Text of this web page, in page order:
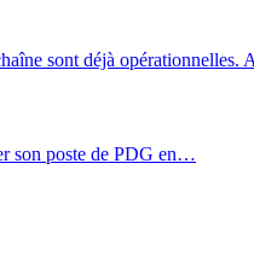
sont déjà
son poste de PDG en…